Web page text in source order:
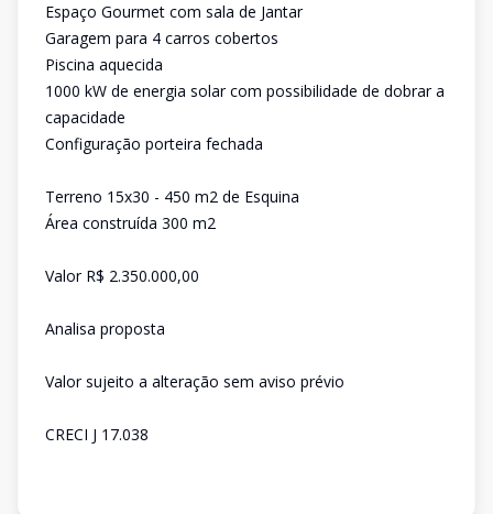
Espaço Gourmet com sala de Jantar
Garagem para 4 carros cobertos
Piscina aquecida
1000 kW de energia solar com possibilidade de dobrar a
capacidade
Configuração porteira fechada
Terreno 15x30 - 450 m2 de Esquina
Área construída 300 m2
Valor R$ 2.350.000,00
Analisa proposta
Valor sujeito a alteração sem aviso prévio
CRECI J 17.038